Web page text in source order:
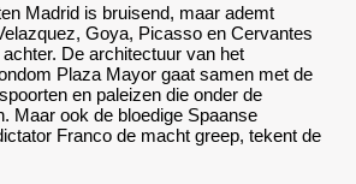
Madrid is bruisend, maar ademt
Goya, Picasso en Cervantes
De architectuur van het
Plaza Mayor gaat samen met de
en paleizen die onder de
Maar ook de bloedige Spaanse
Franco de macht greep, tekent de